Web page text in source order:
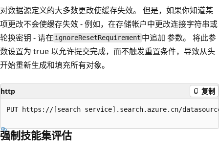
对数据源定义的大多数更改使缓存失效。 但是，如果你知道某
项更改不会使缓存失效 - 例如，在存储帐户中更改连接字符串或
轮换密钥 - 请在 ignoreResetRequirement 中追加参数。 将此参
数设置为 true 以允许提交完成，而不触发重置条件，导致从头
开始重新生成和填充所有对象。
http 复制
PUT https://[search service].search.azure.cn/
强制技能集评估